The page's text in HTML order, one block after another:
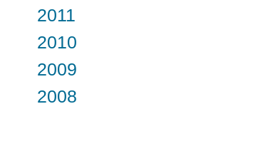
2011
2010
2009
2008